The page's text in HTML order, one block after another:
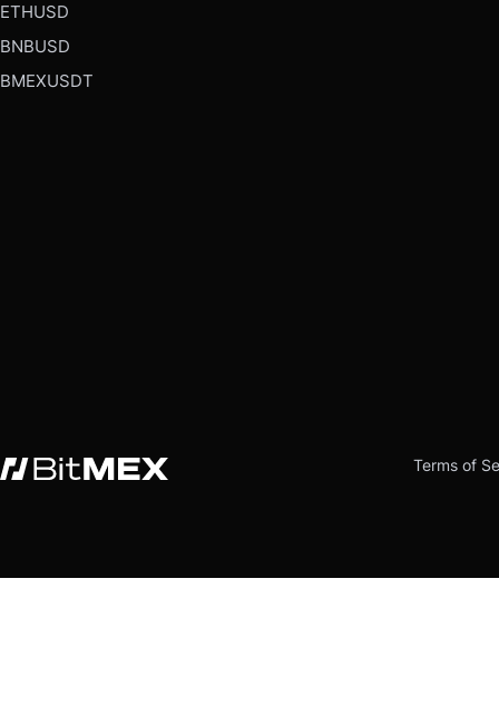
ETHUSD
BNBUSD
BMEXUSDT
Terms of